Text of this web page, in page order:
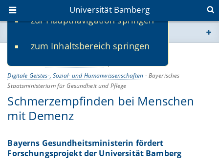
zur Hauptnavigation springen
zum Inhaltsbereich springen
Universität Bamberg
www.uni-bamberg.de
univis.uni-bamberg.de
fis.uni-bamberg.de
22.01.2019
Digitale Geistes-, Sozial- und Humanwissenschaften -Bayerisches
Staatsministerium für Gesundheit und Pflege
Schmerzempfinden bei Menschen
mit Demenz
Bayerns Gesundheitsministerin fördert
Forschungsprojekt der Universität Bamberg